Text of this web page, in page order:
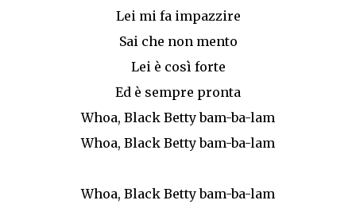
Lei mi fa impazzire
Sai che non mento
Lei è così forte
Ed è sempre pronta
Whoa, Black Betty bam-ba-lam
Whoa, Black Betty bam-ba-lam
Whoa, Black Betty bam-ba-lam